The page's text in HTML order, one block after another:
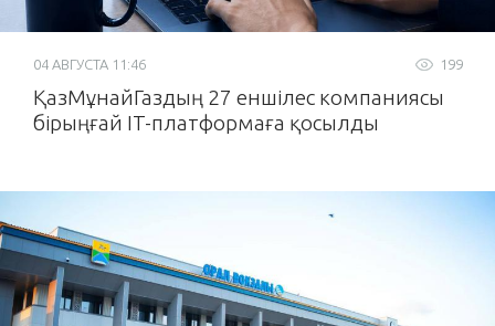
199
04 АВГУСТА 11:46
ҚазМұнайГаздың 27 еншілес компаниясы
бірыңғай IT-платформаға қосылды